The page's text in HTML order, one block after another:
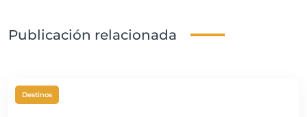
Publicación relacionada
Destinos